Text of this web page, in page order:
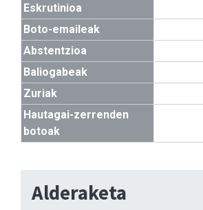
Eskrutinioa
Boto-emaileak
Abstentzioa
Baliogabeak
Zuriak
Hautagai-zerrenden
botoak
Alderaketa